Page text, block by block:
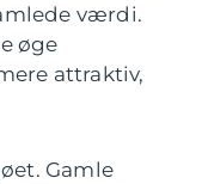
værdi.
øge
attraktiv,
Gamle